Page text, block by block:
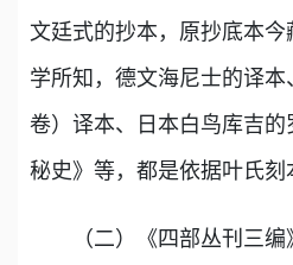
文廷式的抄本，原抄底本
学所知，德文海尼士的译
卷）译本、日本白鸟库吉
秘史》等，都是依据叶氏刻
（二）《四部丛刊三编